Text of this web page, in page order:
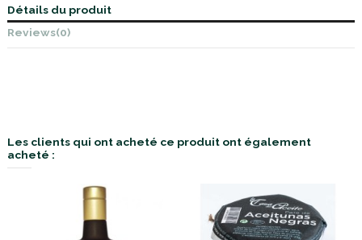
Détails du produit
Reviews(0)
Les clients qui ont acheté ce produit ont également
acheté :